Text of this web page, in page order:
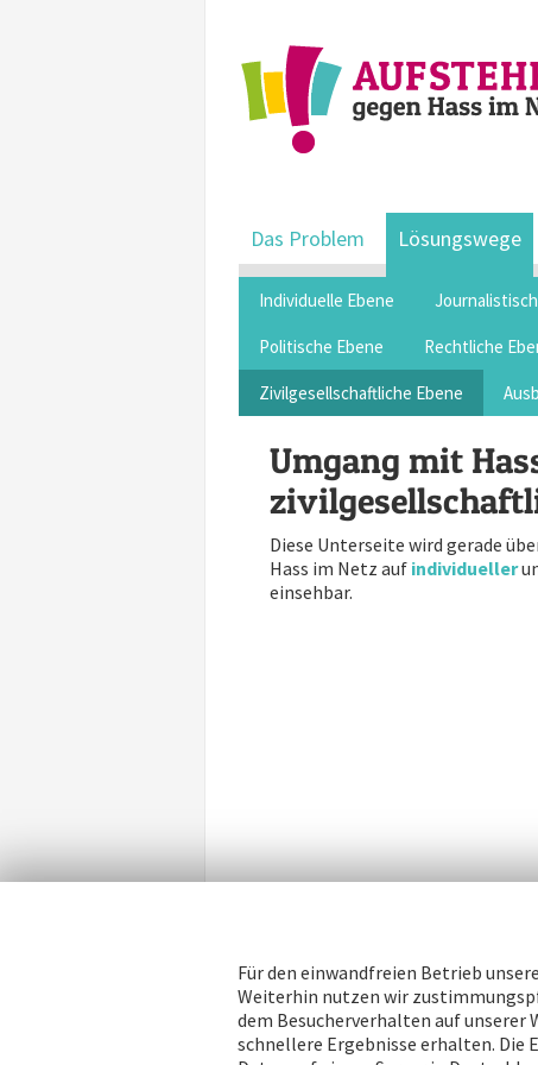
Das Problem Lösungswege
Individuelle Ebene
Politische Ebene Rechtliche
Zivilgesellschaftliche Ebene
Umgang mit
Diese Unterseite wird gerade
Hass im Netz auf individueller
einsehbar.
Für den einwandfreien Betrieb
Weiterhin nutzen wir
dem Besucherverhalten auf unserer
schnellere Ergebnisse erhalten. Die